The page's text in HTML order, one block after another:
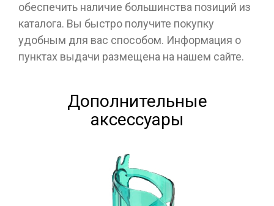
обеспечить наличие большинства позиций из
каталога. Вы быстро получите покупку
удобным для вас способом. Информация о
пунктах выдачи размещена на нашем сайте.
Дополнительные
аксессуары